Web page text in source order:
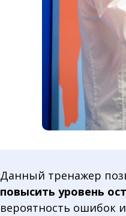
Данный тренажер
повысить уровень
вероятность ошибок